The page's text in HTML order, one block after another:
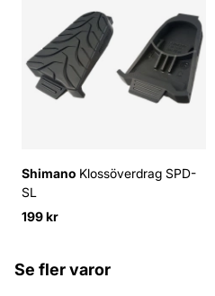
Shimano Klossöverdrag SPD-
SL
199 kr
Se fler varor